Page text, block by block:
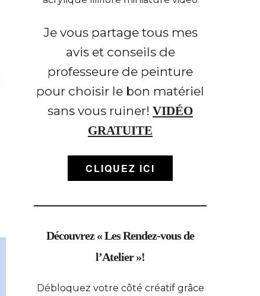
Je vous partage tous mes
avis et conseils de
professeure de peinture
pour choisir le bon matériel
sans vous ruiner! VIDÉO
GRATUITE
CLIQUEZ ICI
Découvrez « Les Rendez-vous de
l’Atelier »!
Débloquez votre côté créatif grâce